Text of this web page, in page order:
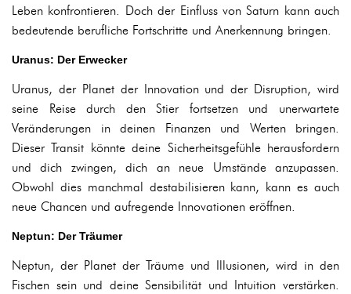
Leben konfrontieren. Doch der Einfluss von Saturn kann auch
bedeutende berufliche Fortschritte und Anerkennung bringen.
Uranus: Der Erwecker
Uranus, der Planet der Innovation und der Disruption, wird
seine Reise durch den Stier fortsetzen und unerwartete
Veränderungen in deinen Finanzen und Werten bringen.
Dieser Transit könnte deine Sicherheitsgefühle herausfordern
und dich zwingen, dich an neue Umstände anzupassen.
Obwohl dies manchmal destabilisieren kann, kann es auch
neue Chancen und aufregende Innovationen eröffnen.
Neptun: Der Träumer
Neptun, der Planet der Träume und Illusionen, wird in den
Fischen sein und deine Sensibilität und Intuition verstärken.